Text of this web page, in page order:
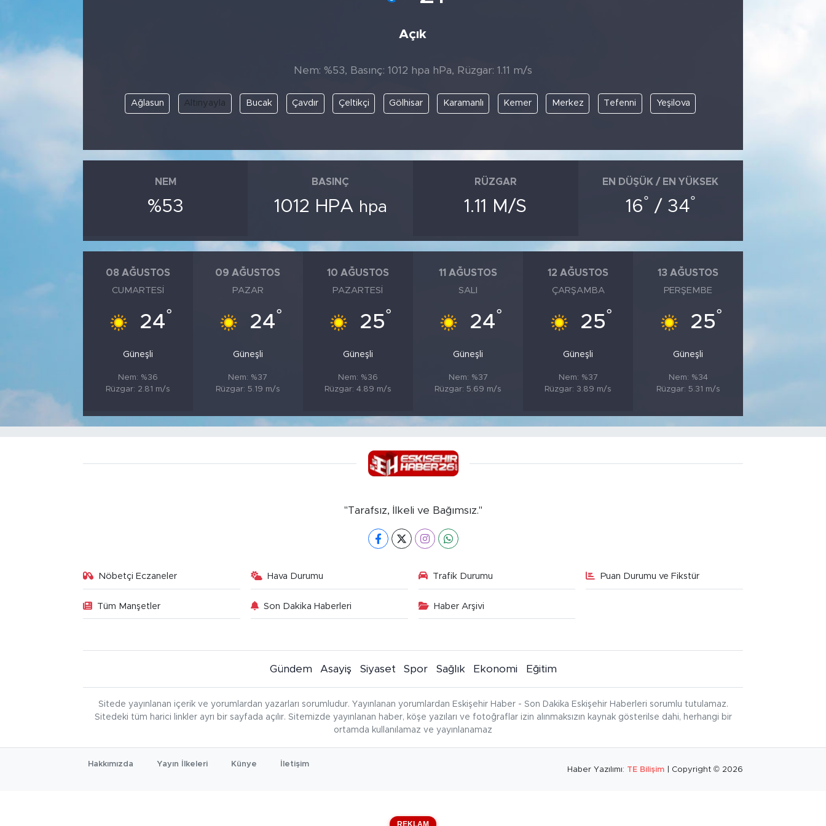
Açık
Nem: %53, Basınç: 1012 hpa hPa, Rüzgar: 1.11 m/s
Ağlasun Altınyayla Bucak Çavdır Çeltikçi Gölhisar Karamanlı Kemer Merkez Tefenni Yeşilova
NEM
%53
BASINÇ
1012 HPA hpa
RÜZGAR
1.11 M/S
EN DÜŞÜK / EN YÜKSEK
16° / 34°
08 AĞUSTOS
CUMARTESI
24°
Güneşli
Nem: %36
Rüzgar: 2.81 m/s
09 AĞUSTOS
PAZAR
24°
Güneşli
Nem: %37
Rüzgar: 5.19 m/s
10 AĞUSTOS
PAZARTESI
25°
Güneşli
Nem: %36
Rüzgar: 4.89 m/s
11 AĞUSTOS
SALI
24°
Güneşli
Nem: %37
Rüzgar: 5.69 m/s
12 AĞUSTOS
ÇARŞAMBA
25°
Güneşli
Nem: %37
Rüzgar: 3.89 m/s
13 AĞUSTOS
PERŞEMBE
25°
Güneşli
Nem: %34
Rüzgar: 5.31 m/s
"Tarafsız, İlkeli ve Bağımsız."
Nöbetçi Eczaneler Hava Durumu Trafik Durumu Puan Durumu ve Fikstür
Tüm Manşetler Son Dakika Haberleri Haber Arşivi
Gündem Asayiş Siyaset Spor Sağlık Ekonomi Eğitim
Sitede yayınlanan içerik ve yorumlardan yazarları sorumludur. Yayınlanan yorumlardan Eskişehir Haber - Son Dakika Eskişehir Haberleri sorumlu tutulamaz.
Sitedeki tüm harici linkler ayrı bir sayfada açılır. Sitemizde yayınlanan haber, köşe yazıları ve fotoğraflar izin alınmaksızın kaynak gösterilse dahi, herhangi bir
ortamda kullanılamaz ve yayınlanamaz
Hakkımızda Yayın İlkeleri Künye İletişim
Haber Yazılımı: TE Bilişim | Copyright © 2026
Teknoloji